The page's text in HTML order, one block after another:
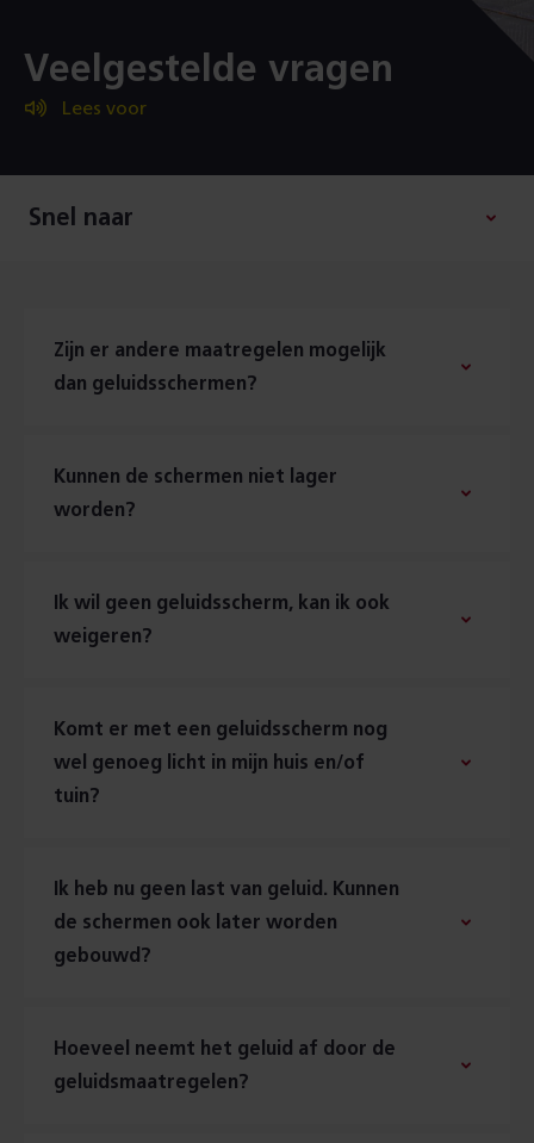
:
Veelgestelde vragen
Lees voor
Snel naar
Zijn er andere maatregelen mogelijk
dan geluidsschermen?
Kunnen de schermen niet lager
worden?
Ik wil geen geluidsscherm, kan ik ook
weigeren?
Komt er met een geluidsscherm nog
wel genoeg licht in mijn huis en/of
tuin?
Ik heb nu geen last van geluid. Kunnen
de schermen ook later worden
gebouwd?
Hoeveel neemt het geluid af door de
geluidsmaatregelen?